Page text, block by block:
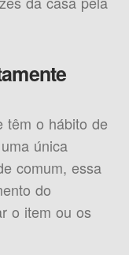
têm o hábito de
única
comum, essa
do
o item ou os